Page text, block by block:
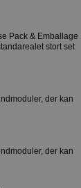
Pack & Emballage
stort set
der kan
der kan